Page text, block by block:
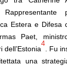
Rappresentante
Estera e Difesa
Paet,
dell’Estonia
4
. Fu
una